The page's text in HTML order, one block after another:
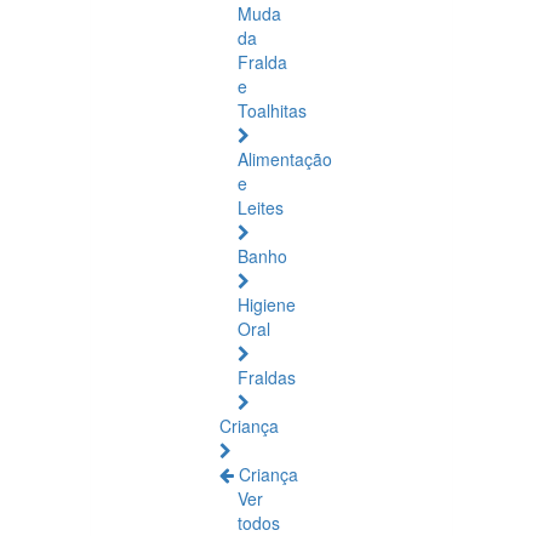
Muda
da
Fralda
e
Toalhitas
Alimentação
e
Leites
Banho
Higiene
Oral
Fraldas
Criança
Criança
Ver
todos